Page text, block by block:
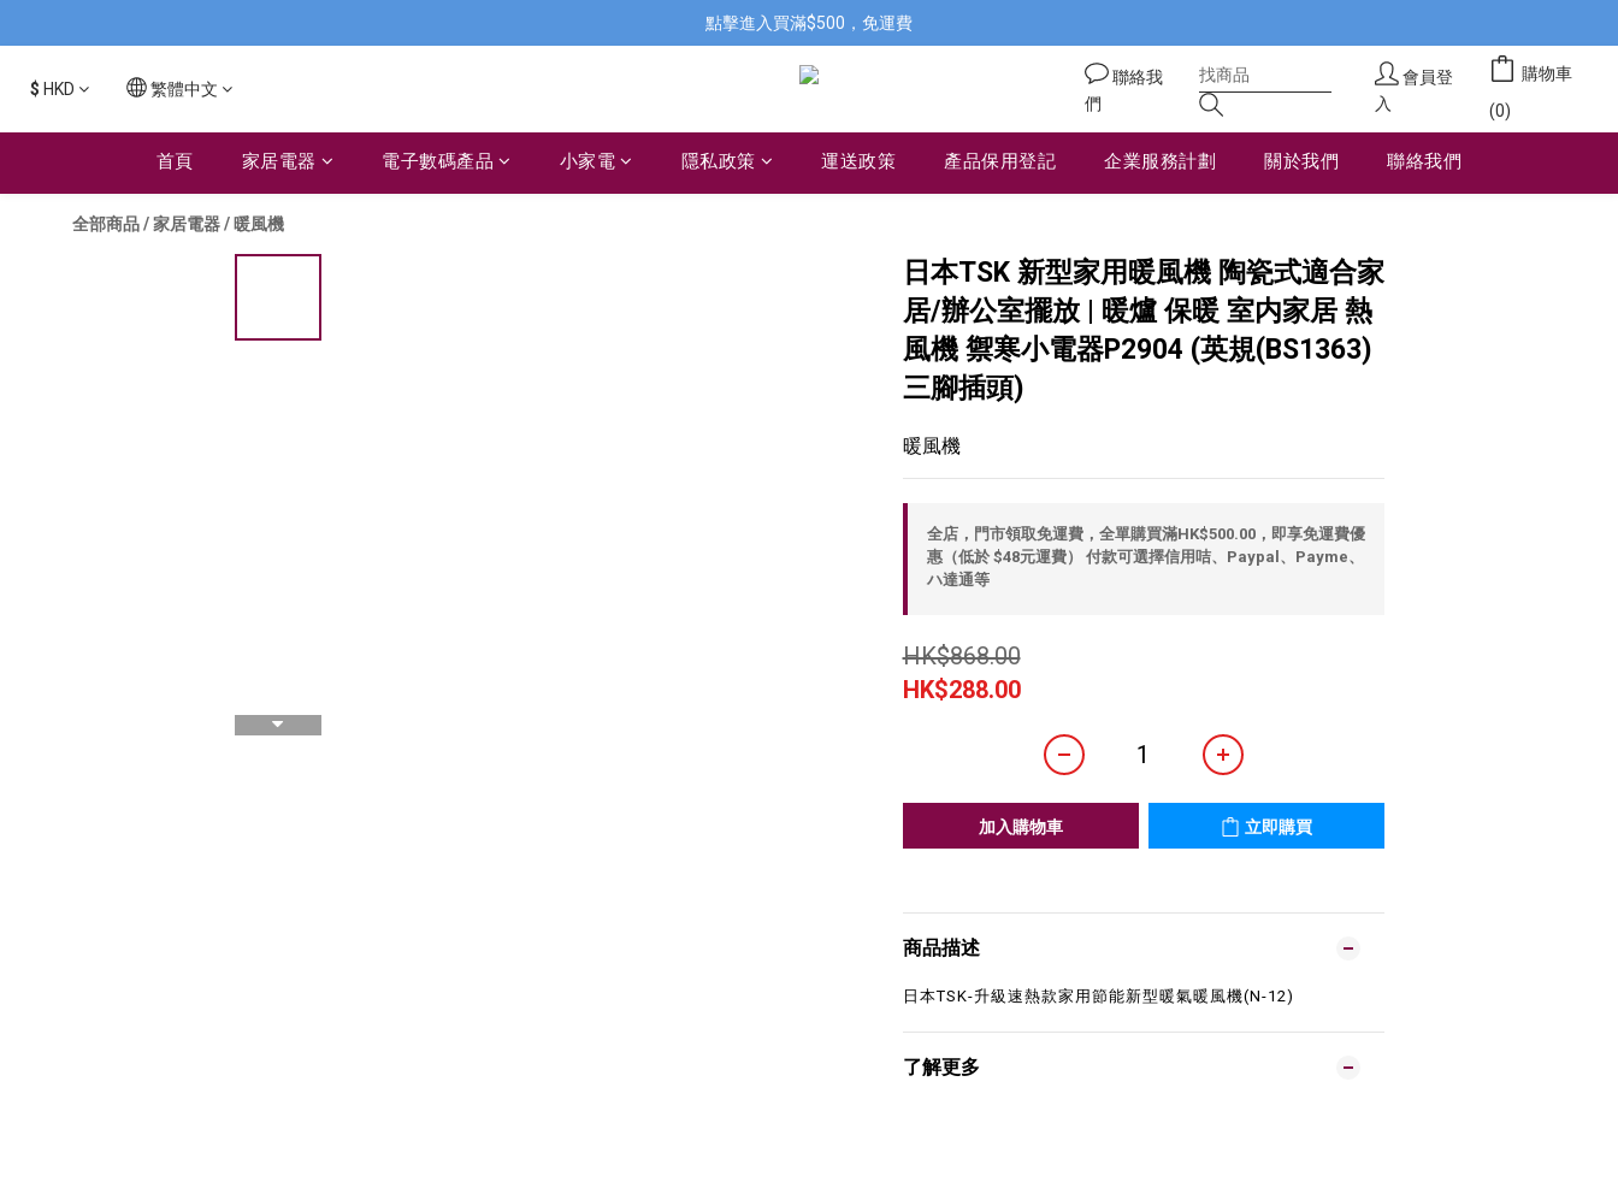
點擊進入買滿$500，免運費
$ HKD 繁體中文
聯絡我
們
會員登
入
購物車
(0)
首頁 家居電器 電子數碼產品 小家電 隱私政策 運送政策 產品保用登記 企業服務計劃 關於我們 聯絡我們
全部商品/家居電器/ 暖風機
日本TSK 新型家用暖風機 陶瓷式適合家
居/辦公室擺放 | 暖爐 保暖 室内家居 熱
風機 禦寒小電器P2904 (英規(BS1363)
三腳插頭)
暖風機
全店，門市領取免運費，全單購買滿HK$500.00，即享免運費優
惠（低於 $48元運費） 付款可選擇信用咭、Paypal、Payme、
ハ達通等
HK$868.00
HK$288.00
加入購物車 立即購買
商品描述
日本TSK-升級速熱款家用節能新型暖氣暖風機(N-12)
了解更多